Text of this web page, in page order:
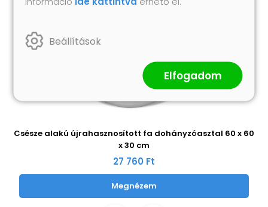
Csésze alakú újrahasznosított fa dohányzóasztal 60 x 60
x 30 cm
27 760 Ft
Megnézem
Beállítások
Elfogadom